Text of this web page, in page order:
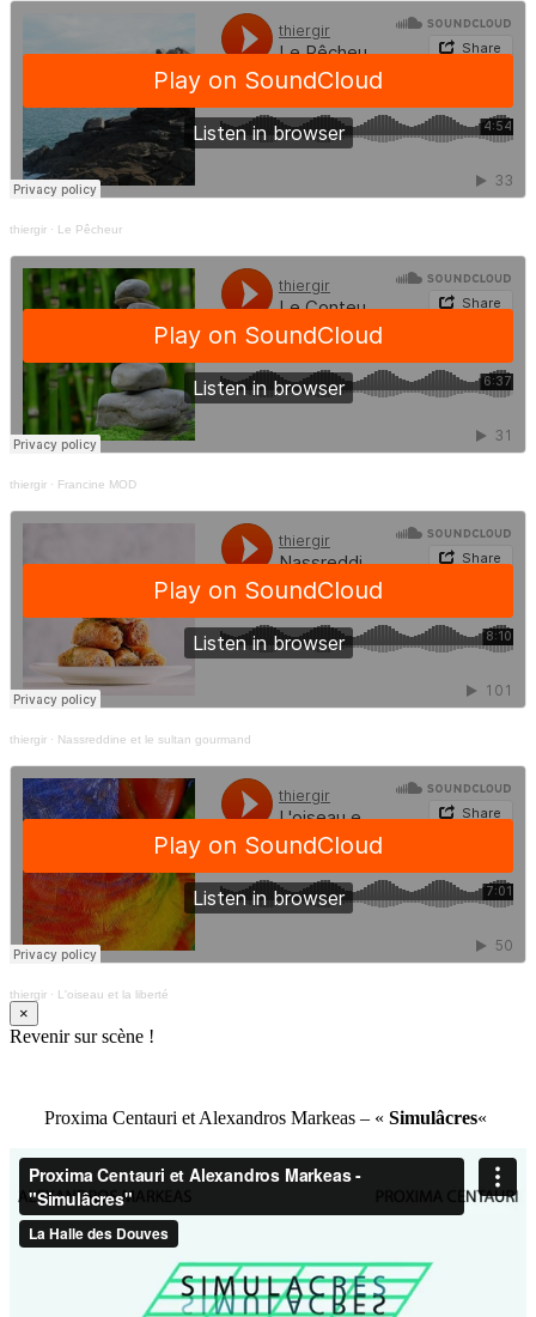
thiergir · Le Pêcheur
thiergir · Francine MOD
thiergir · Nassreddine et le sultan gourmand
thiergir · L'oiseau et la liberté
×
Revenir sur scène !
Proxima Centauri et Alexandros Markeas – « Simulâcres«